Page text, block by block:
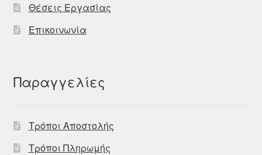
Θέσεις Εργασίας
Επικοινωνία
Παραγγελίες
Τρόποι Αποστολής
Τρόποι Πληρωμής